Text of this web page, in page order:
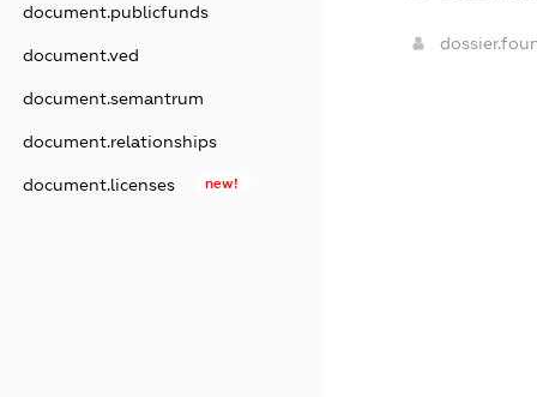
document.publicfunds
document.ved
document.semantrum
document.relationships
document.licenses new!